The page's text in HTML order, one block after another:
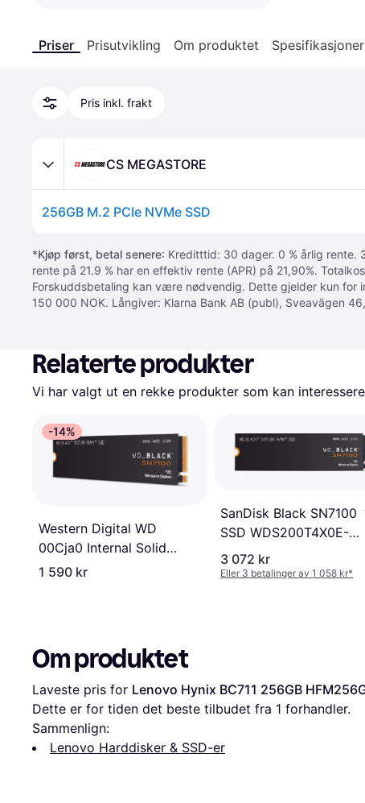
Priser Prisutvikling Om produktet Spesifikasjoner
Pris inkl. frakt
CS MEGASTORE
256GB M.2 PCIe NVMe SSD
*Kjøp først, betal senere: Kreditttid: 30 dager. 0 % årlig rente.
rente på 21.9 % har en effektiv rente (APR) på 21,90%.
Forskuddsbetaling kan være nødvendig. Dette gjelder kun for
150 000 NOK. Långiver: Klarna Bank AB (publ), Sveavägen
Relaterte produkter
Vi har valgt ut en rekke produkter som kan
-14%
Western Digital WD
00Cja0 Internal Solid
State M.2 2280 SSD
1 590 kr
SanDisk Black SN7100
SSD WDS200T4X0E-
00CJA0 2TB
3 072 kr
Eller 3 betalinger av 1 058 kr*
Om produktet
Laveste pris for Lenovo Hynix BC711 256GB
Dette er for tiden det beste tilbudet fra 1 forhandler.
Sammenlign:
Lenovo Harddisker & SSD-er